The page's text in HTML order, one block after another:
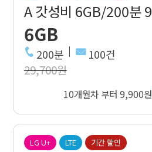
A 갓성비 6GB/200분 9
6GB
200분 100건
29,700원
10개월차 부터 9,900원
LG U+ LTE 기간 할인